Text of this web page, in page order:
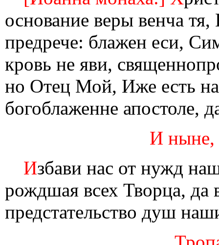
основание веры венча
предрече: блажен еси,
кровь не яви,
но Отец Мой, Иже есть
богоблаженне апостоле,
И ныне,
Избави нас от нужд
рождшая всех Творца, да
предстательство душ